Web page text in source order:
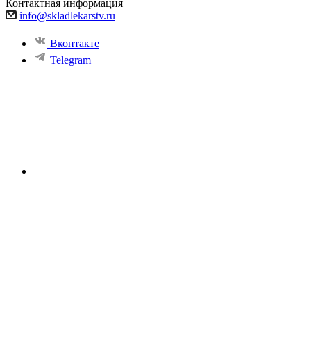
Контактная информация
info@skladlekarstv.ru
Вконтакте
Telegram